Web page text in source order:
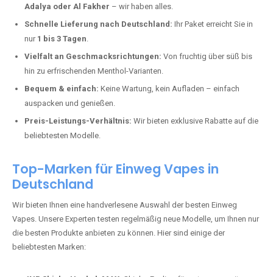
Adalya oder Al Fakher – wir haben alles.
Schnelle Lieferung nach Deutschland: Ihr Paket erreicht Sie in
nur 1 bis 3 Tagen.
Vielfalt an Geschmacksrichtungen: Von fruchtig über süß bis
hin zu erfrischenden Menthol-Varianten.
Bequem & einfach: Keine Wartung, kein Aufladen – einfach
auspacken und genießen.
Preis-Leistungs-Verhältnis: Wir bieten exklusive Rabatte auf die
beliebtesten Modelle.
Top-Marken für Einweg Vapes in
Deutschland
Wir bieten Ihnen eine handverlesene Auswahl der besten Einweg
Vapes. Unsere Experten testen regelmäßig neue Modelle, um Ihnen nur
die besten Produkte anbieten zu können. Hier sind einige der
beliebtesten Marken: